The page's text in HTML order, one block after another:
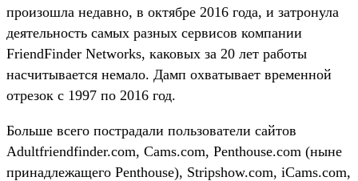
произошла недавно, в октябре 2016 года, и затронула
деятельность самых разных сервисов компании
FriendFinder Networks, каковых за 20 лет работы
насчитывается немало. Дамп охватывает временной
отрезок с 1997 по 2016 год.
Больше всего пострадали пользователи сайтов
Adultfriendfinder.com, Cams.com, Penthouse.com (ныне
принадлежащего Penthouse), Stripshow.com, iCams.com,